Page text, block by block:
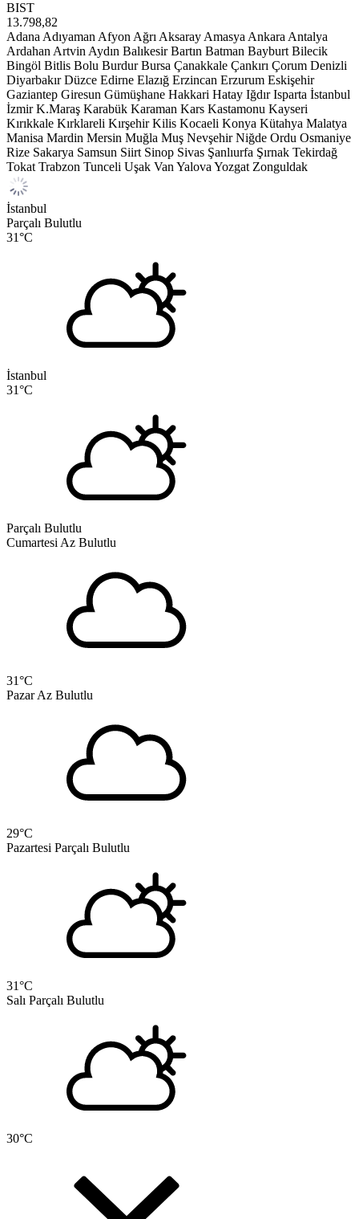
BIST
13.798,82
Adana Adıyaman Afyon Ağrı Aksaray Amasya Ankara Antalya
Ardahan Artvin Aydın Balıkesir Bartın Batman Bayburt Bilecik
Bingöl Bitlis Bolu Burdur Bursa Çanakkale Çankırı Çorum Denizli
Diyarbakır Düzce Edirne Elazığ Erzincan Erzurum Eskişehir
Gaziantep Giresun Gümüşhane Hakkari Hatay Iğdır Isparta İstanbul
İzmir K.Maraş Karabük Karaman Kars Kastamonu Kayseri
Kırıkkale Kırklareli Kırşehir Kilis Kocaeli Konya Kütahya Malatya
Manisa Mardin Mersin Muğla Muş Nevşehir Niğde Ordu Osmaniye
Rize Sakarya Samsun Siirt Sinop Sivas Şanlıurfa Şırnak Tekirdağ
Tokat Trabzon Tunceli Uşak Van Yalova Yozgat Zonguldak
İstanbul
Parçalı Bulutlu
31°C
İstanbul
31°C
Parçalı Bulutlu
Cumartesi Az Bulutlu
31°C
Pazar Az Bulutlu
29°C
Pazartesi Parçalı Bulutlu
31°C
Salı Parçalı Bulutlu
30°C